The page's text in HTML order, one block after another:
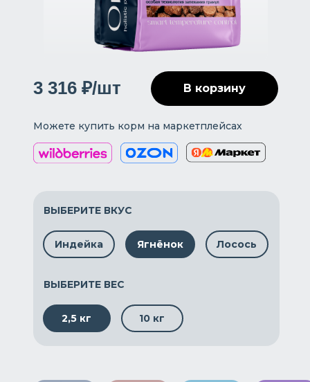
ВЫБЕРИТЕ ВКУС
Индейка Ягнёнок Лосось
ВЫБЕРИТЕ ВЕС
2,5 кг 10 кг
3 316 ₽/шт
Можете купить корм на маркетплейсах
В корзину